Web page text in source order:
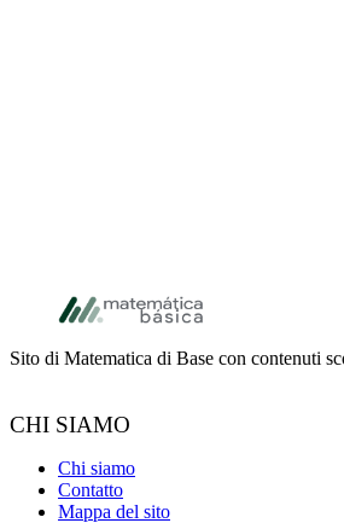
Footer
Sito di Matematica di Base con contenuti
CHI SIAMO
Chi siamo
Contatto
Mappa del sito